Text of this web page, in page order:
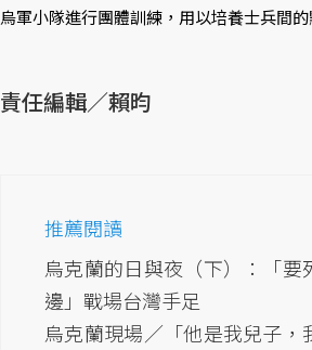
烏軍小隊進行團體訓練，用以培養士兵間
責任編輯／賴昀
推薦閱讀
烏克蘭的日與夜（下）：「要
邊」戰場台灣手足
烏克蘭現場／「他是我兒子，